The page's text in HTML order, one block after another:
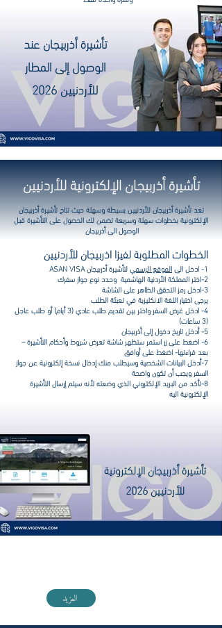
تأشيرة أذربيجان عند
الوصول إلى المطار
للأردنيين 2026
تأشيرة أذربيجان الإلكترونية للأردنيين
تعد تأشيرة أذربيجان للأردنيين بسيطة وسهلة حيث تتاح تأشيرة أذربيجان
الإلكترونية بخطوات سهلة وسريعة تضمن لك الحصول على التأشيرة قبل
الوصول الى أذربيجان
الخطوات المطلوبة لفيزا اذربيجان للأردنيين
1- ادخل الى الموقع الرسميلتأشيرة أذربيجان ASAN VISA
2-اختر المملكة الأردنية الهاشمية وحدد نوع جواز سفرك
3-ادخل رمز التحقق الظاهر على الشاشة
يرجى اختيار اللغة الانكليزية في تعبئة الطلب
4- ادخل غرض السفر واختر بين تقديم طلب عادي (3 أيام) أو طلب عاجل
(3 ساعات)
5- أدخل تاريخ دخول إلى أذربيجان
6- اضغط على زر استمر ستظهر شاشة تعرض شروط وأحكام التأشيرة –
بعد قراءتها- اضغط على أوافق
7-أدخل البيانات الشخصية وسيطلب منك إدخال نسخة إلكترونية عن جواز
السفر ويجب أن تكون واضحة
8-تأكد من البريد الإلكتروني الذي وضعته لأنه سيتم إرسال التأشيرة
الإلكترونية اليه
تأشيرة أذربيجان الإلكترونية
للأردنيين 2026
المزيد